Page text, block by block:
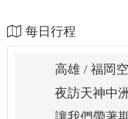
每日行程
高雄 / 福岡
夜訪天神中